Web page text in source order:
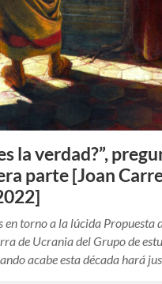
la verdad?”,
parte [Joan
en torno a la lúcida Propuesta
de Ucrania del Grupo de
acabe esta década hará